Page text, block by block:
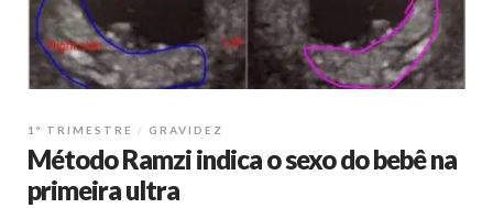
1º TRIMESTRE GRAVIDEZ
Método Ramzi indica o sexo do bebê na
primeira ultra